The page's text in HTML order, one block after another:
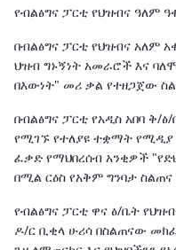
የብልፅግና ፓርቲ የህዝብና ዓለም
በብልፅግና ፓርቲ የህዝብና አለም
ህዝብ ግኑኝነት አመራሮች እና
በእውነት" መሪ ቃል የተዘጋጀው
በብልፅግና ፓርቲ የአዲስ አበባ ቅ/
የሚገኙ የተለያዩ ተቋማት
ፈቃድ የማህበረሰብ አንቂዎች
በሚል ርዕስ የአቅም ግንባታ
የብልፅግና ፓርቲ ዋና ፅ/ቤት
ዶ/ር ቢቂላ ሁሪሳ በስልጠናው